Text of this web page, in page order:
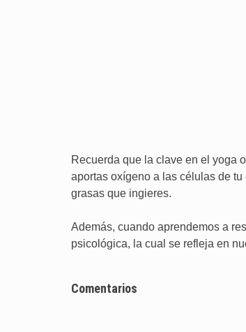
Recuerda que la clave en el yoga
aportas oxígeno a las células de
grasas que ingieres.
Además, cuando aprendemos a
psicológica, la cual se refleja en
Comentarios